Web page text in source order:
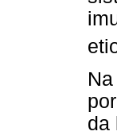
da